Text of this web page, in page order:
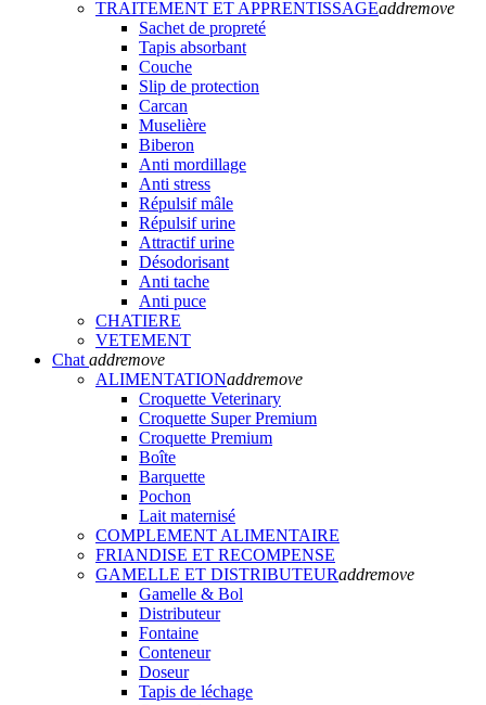
TRAITEMENT ET APPRENTISSAGEaddremove
Sachet de propreté
Tapis absorbant
Couche
Slip de protection
Carcan
Muselière
Biberon
Anti mordillage
Anti stress
Répulsif mâle
Répulsif urine
Attractif urine
Désodorisant
Anti tache
Anti puce
CHATIERE
VETEMENT
Chat addremove
ALIMENTATIONaddremove
Croquette Veterinary
Croquette Super Premium
Croquette Premium
Boîte
Barquette
Pochon
Lait maternisé
COMPLEMENT ALIMENTAIRE
FRIANDISE ET RECOMPENSE
GAMELLE ET DISTRIBUTEURaddremove
Gamelle & Bol
Distributeur
Fontaine
Conteneur
Doseur
Tapis de léchage